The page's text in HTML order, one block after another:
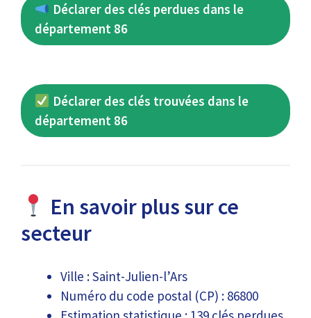
Déclarer des clés perdues dans le
département 86
Déclarer des clés trouvées dans le
département 86
En savoir plus sur ce
secteur
Ville : Saint-Julien-l’Ars
Numéro du code postal (CP) : 86800